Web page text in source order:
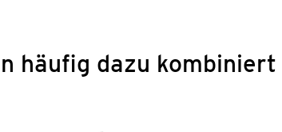
häufig dazu kombiniert